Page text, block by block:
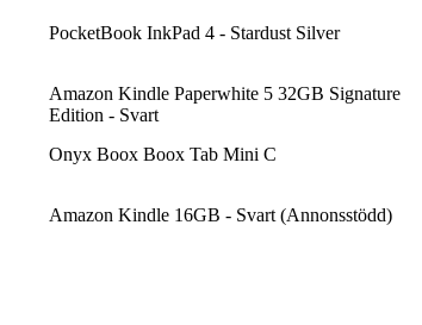
PocketBook InkPad 4 - Stardust Silver
Amazon Kindle Paperwhite 5 32GB Signature
Edition - Svart
Onyx Boox Boox Tab Mini C
Amazon Kindle 16GB - Svart (Annonsstödd)